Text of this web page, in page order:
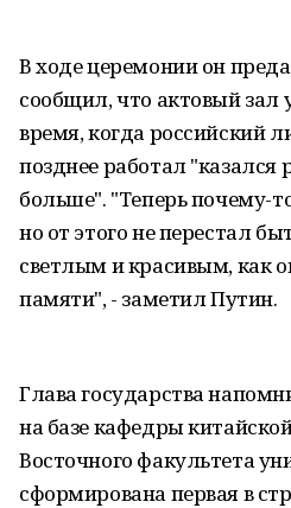
В ходе церемонии он
сообщил, что актовый зал
время, когда российский
позднее работал "казался
больше". "Теперь почему-
но от этого не перестал
светлым и красивым, как
памяти", - заметил Путин.
Глава государства
на базе кафедры
Восточного факультета
сформирована первая в